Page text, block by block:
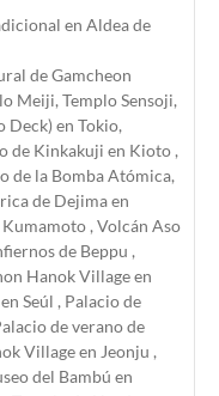
en Aldea de
de Gamcheon
Meiji, Templo Sensoji,
Deck) en Tokio,
de Kinkakuji en Kioto ,
de la Bomba Atómica,
de Dejima en
, Volcán Aso
de Beppu ,
Hanok Village en
Seúl , Palacio de
de verano de
Village en Jeonju ,
del Bambú en